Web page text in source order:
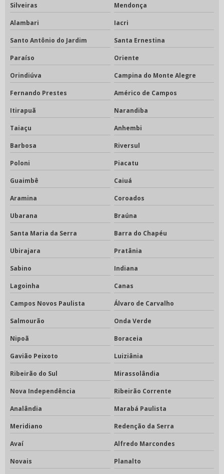
Silveiras Mendonça
Alambari Iacri
Santo Antônio do Jardim Santa Ernestina
Paraíso Oriente
Orindiúva Campina do Monte Alegre
Fernando Prestes Américo de Campos
Itirapuã Narandiba
Taiaçu Anhembi
Barbosa Riversul
Poloni Piacatu
Guaimbê Caiuá
Aramina Coroados
Ubarana Braúna
Santa Maria da Serra Barra do Chapéu
Ubirajara Pratânia
Sabino Indiana
Lagoinha Canas
Campos Novos Paulista Álvaro de Carvalho
Salmourão Onda Verde
Nipoã Boraceia
Gavião Peixoto Luiziânia
Ribeirão do Sul Mirassolândia
Nova Independência Ribeirão Corrente
Analândia Marabá Paulista
Meridiano Redenção da Serra
Avaí Alfredo Marcondes
Novais Planalto